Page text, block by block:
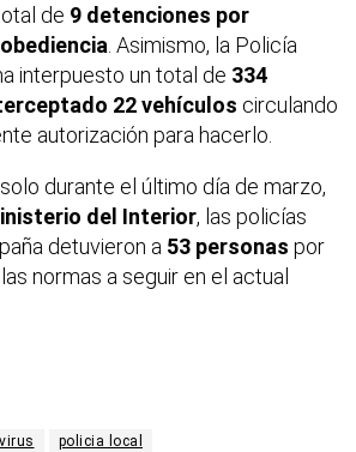
de 9 detenciones por
. Asimismo, la Policía
interpuesto un total de 334
22 vehículos circulando
autorización para hacerlo.
durante el último día de marzo,
del Interior, las policías
detuvieron a 53 personas por
normas a seguir en el actual
policia local